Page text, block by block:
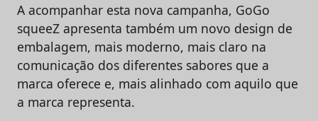
A acompanhar esta nova campanha, GoGo
squeeZ apresenta também um novo design de
embalagem, mais moderno, mais claro na
comunicação dos diferentes sabores que a
marca oferece e, mais alinhado com aquilo que
a marca representa.